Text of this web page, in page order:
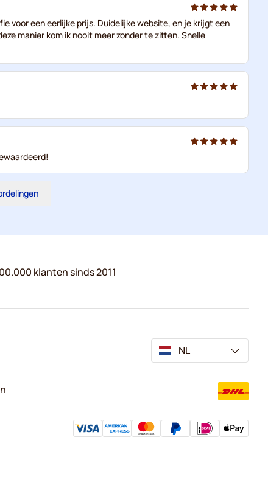
voor een eerlijke prijs. Duidelijke website, en je krijgt een
manier kom ik nooit meer zonder te zitten. Snelle
klanten sinds 2011
NL